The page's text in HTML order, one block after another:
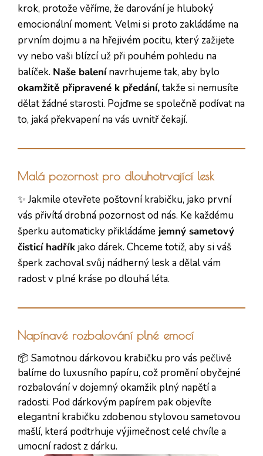
krok, protože věříme, že darování je hluboký
emocionální moment. Velmi si proto zakládáme na
prvním dojmu a na hřejivém pocitu, který zažijete
vy nebo vaši blízcí už při pouhém pohledu na
balíček. Naše balenínavrhujeme tak, aby bylo
okamžitě připravené k předání,takže si nemusíte
dělat žádné starosti. Pojďme se společně podívat na
to, jaká překvapení na vás uvnitř čekají.
Malá pozornost pro dlouhotrvající lesk
✨ Jakmile otevřete poštovní krabičku, jako první
vás přivítá drobná pozornost od nás. Ke každému
šperku automaticky přikládáme jemný sametový
čisticí hadřík jako dárek. Chceme totiž, aby si váš
šperk zachoval svůj nádherný lesk a dělal vám
radost v plné kráse po dlouhá léta.
Napínavé rozbalování plné emocí
📦 Samotnou dárkovou krabičku pro vás pečlivě
balíme do luxusního papíru, což promění obyčejné
rozbalování v dojemný okamžik plný napětí a
radosti. Pod dárkovým papírem pak objevíte
elegantní krabičku zdobenou stylovou sametovou
mašlí, která podtrhuje výjimečnost celé chvíle a
umocní radost z dárku.